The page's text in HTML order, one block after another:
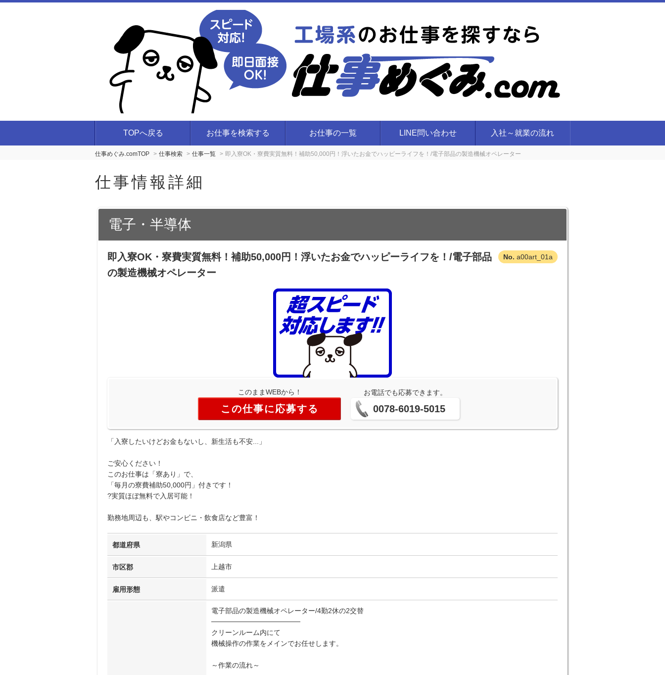
TOPへ戻る お仕事を検索する お仕事の一覧 LINE問い合わせ 入社～就業の流れ
仕事めぐみ.comTOP 仕事検索 仕事一覧 即入寮OK・寮費実質無料！補助50,000円！浮いたお金でハッピーライフを！/電子部品の製造機械オペレーター
仕事情報詳細
電子・半導体
a00art_01a
即入寮OK・寮費実質無料！補助50,000円！浮いたお金でハッピーライフを！/電子部品
の製造機械オペレーター
このままWEBから！
この仕事に応募する
お電話でも応募できます。
0078-6019-5015
「入寮したいけどお金もないし、新生活も不安...」
ご安心ください！
このお仕事は「寮あり」で、
「毎月の寮費補助50,000円」付きです！
?実質ほぼ無料で入居可能！
勤務地周辺も、駅やコンビニ・飲食店など豊富！
都道府県 新潟県
市区郡 上越市
雇用形態 派遣
電子部品の製造機械オペレーター/4勤2休の2交替
──────────────────
クリーンルーム内にて
機械操作の作業をメインでお任せします。
～作業の流れ～